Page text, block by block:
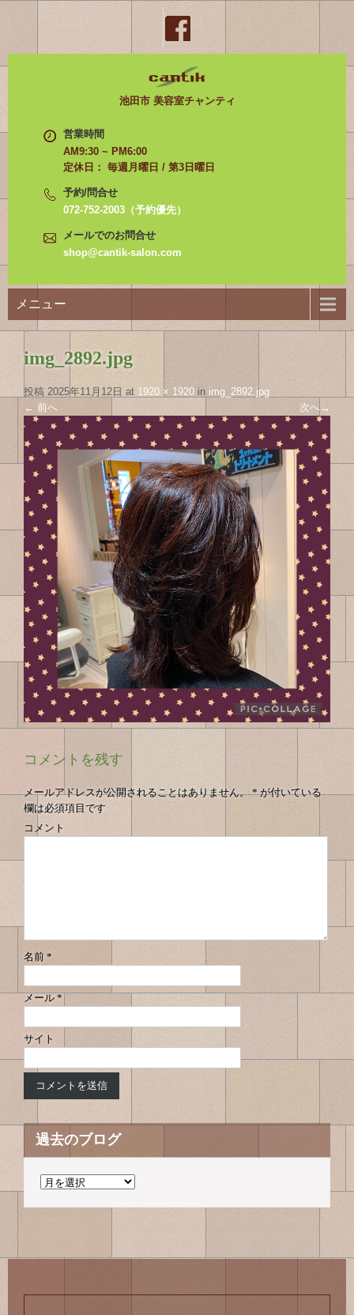
池田市 美容室チャンティ
営業時間
AM9:30 ~ PM6:00
定休日： 毎週月曜日 / 第3日曜日
予約/問合せ
072-752-2003（予約優先）
メールでのお問合せ
shop@cantik-salon.com
メニュー
img_2892.jpg
投稿2025年11月12日 at 1920 × 1920 in img_2892.jpg
← 前へ 次へ→
コメントを残す
メールアドレスが公開されることはありません。 *が付いている
欄は必須項目です
コメント
名前 *
メール *
サイト
過去のブログ
過
ブ
グ